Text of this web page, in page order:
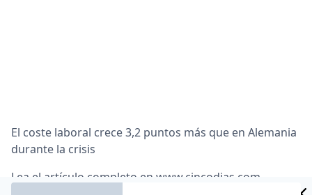
El coste laboral crece 3,2 puntos más que en Alemania
durante la crisis
Lea el artículo completo en www.cincodias.com